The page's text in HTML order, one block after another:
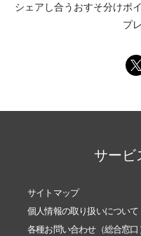
シェアし合う おすそ分けポ
プ
サービ
サイトマップ
個人情報の取り扱いについて
各種お問い合わせ（総合窓口